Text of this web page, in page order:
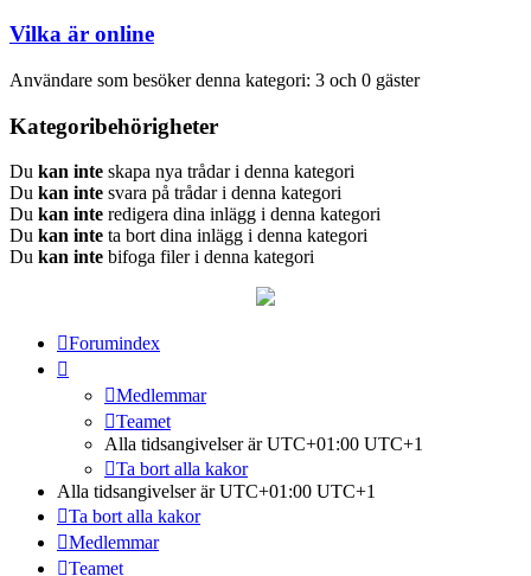
Vilka är online
Användare som besöker denna kategori: 3 och 0 gäster
Kategoribehörigheter
Du kan inte skapa nya trådar i denna kategori
Du kan inte svara på trådar i denna kategori
Du kan inte redigera dina inlägg i denna kategori
Du kan inte ta bort dina inlägg i denna kategori
Du kan inte bifoga filer i denna kategori
Forumindex
Medlemmar
Teamet
Alla tidsangivelser är UTC+01:00 UTC+1
Ta bort alla kakor
Alla tidsangivelser är UTC+01:00 UTC+1
Ta bort alla kakor
Medlemmar
Teamet